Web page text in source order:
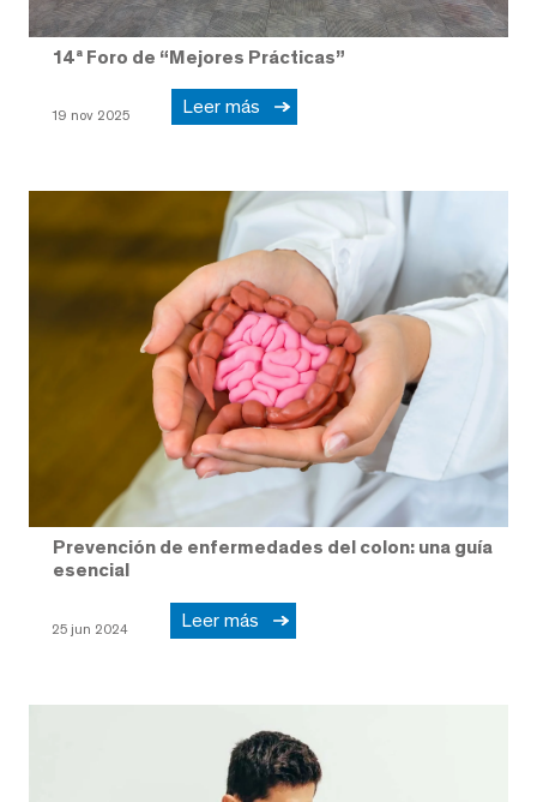
14ª Foro de “Mejores Prácticas”
19 nov 2025 Leer más
Prevención de enfermedades del colon: una guía
esencial
25 jun 2024 Leer más